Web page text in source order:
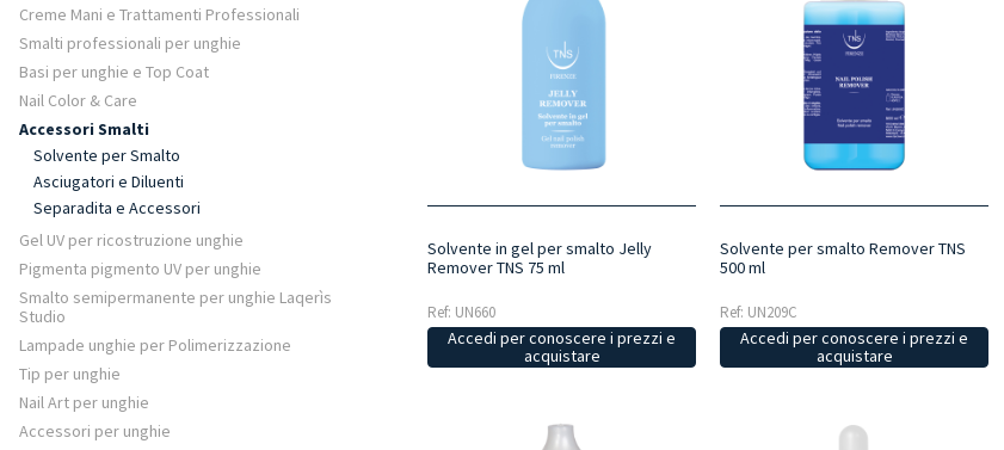
Creme Mani e Trattamenti Professionali
Smalti professionali per unghie
Basi per unghie e Top Coat
Nail Color & Care
Accessori Smalti
Solvente per Smalto
Asciugatori e Diluenti
Separadita e Accessori
Gel UV per ricostruzione unghie
Pigmenta pigmento UV per unghie
Smalto semipermanente per unghie Laqerìs
Studio
Lampade unghie per Polimerizzazione
Tip per unghie
Nail Art per unghie
Accessori per unghie
Solvente in gel per smalto Jelly
Remover TNS 75 ml
Ref: UN660
Accedi per conoscere i prezzi e
acquistare
Solvente per smalto Remover TNS
500 ml
Ref: UN209C
Accedi per conoscere i prezzi e
acquistare